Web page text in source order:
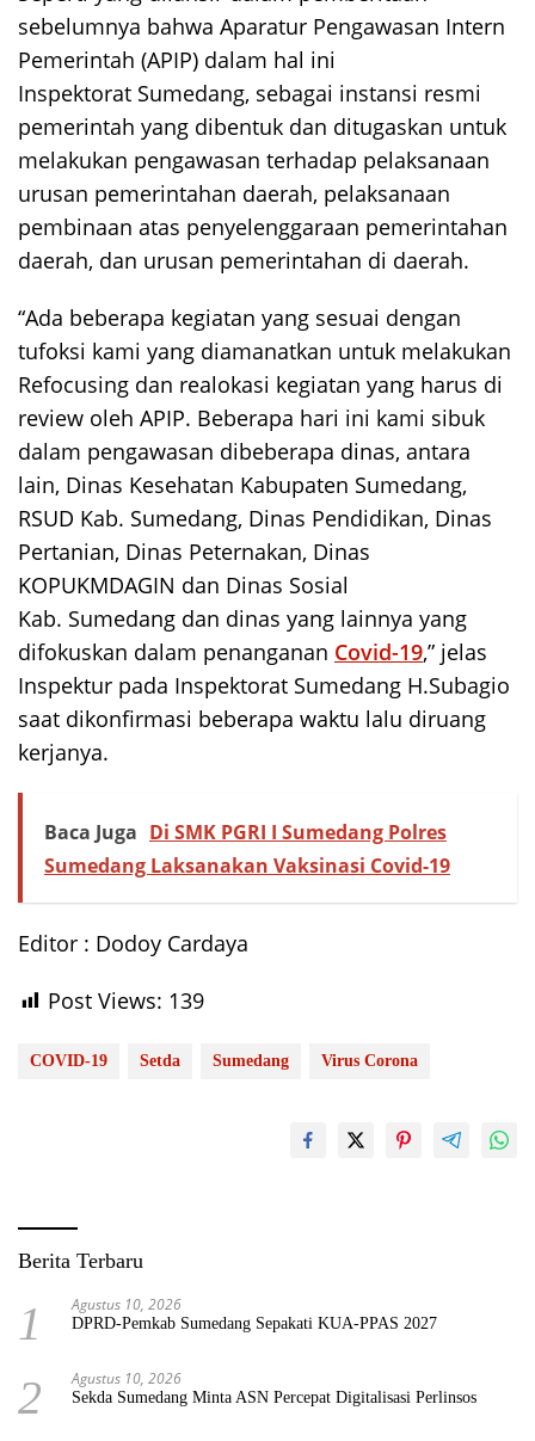
sebelumnya bahwa Aparatur Pengawasan Intern
Pemerintah (APIP) dalam hal ini
Inspektorat Sumedang, sebagai instansi resmi
pemerintah yang dibentuk dan ditugaskan untuk
melakukan pengawasan terhadap pelaksanaan
urusan pemerintahan daerah, pelaksanaan
pembinaan atas penyelenggaraan pemerintahan
daerah, dan urusan pemerintahan di daerah.
“Ada beberapa kegiatan yang sesuai dengan
tufoksi kami yang diamanatkan untuk melakukan
Refocusing dan realokasi kegiatan yang harus di
review oleh APIP. Beberapa hari ini kami sibuk
dalam pengawasan dibeberapa dinas, antara
lain, Dinas Kesehatan Kabupaten Sumedang,
RSUD Kab. Sumedang, Dinas Pendidikan, Dinas
Pertanian, Dinas Peternakan, Dinas
KOPUKMDAGIN dan Dinas Sosial
Kab. Sumedang dan dinas yang lainnya yang
difokuskan dalam penanganan Covid-19,” jelas
Inspektur pada Inspektorat Sumedang H.Subagio
saat dikonfirmasi beberapa waktu lalu diruang
kerjanya.
Baca Juga Di SMK PGRI I Sumedang Polres
Sumedang Laksanakan Vaksinasi Covid-19
Editor : Dodoy Cardaya
Post Views: 139
COVID-19 Setda Sumedang Virus Corona
Berita Terbaru
1 Agustus 10, 2026
DPRD-Pemkab Sumedang Sepakati KUA-PPAS 2027
2 Agustus 10, 2026
Sekda Sumedang Minta ASN Percepat Digitalisasi Perlinsos